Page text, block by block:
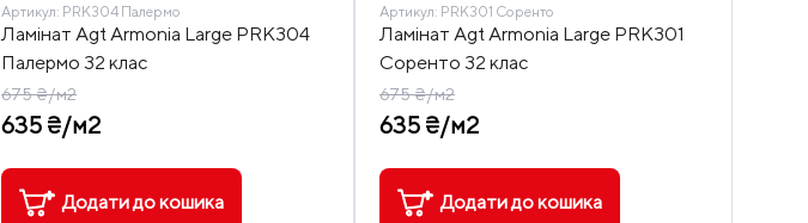
Артикул: PRK304 Палермо
Ламінат Agt Armonia Large PRK304
Палермо 32 клас
675 ₴/м2
635 ₴/м2
Додати до кошика
Артикул: PRK301 Соренто
Ламінат Agt Armonia Large PRK301
Соренто 32 клас
675 ₴/м2
635 ₴/м2
Додати до кошика